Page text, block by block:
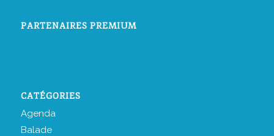
PARTENAIRES PREMIUM
CATÉGORIES
Agenda
Balade